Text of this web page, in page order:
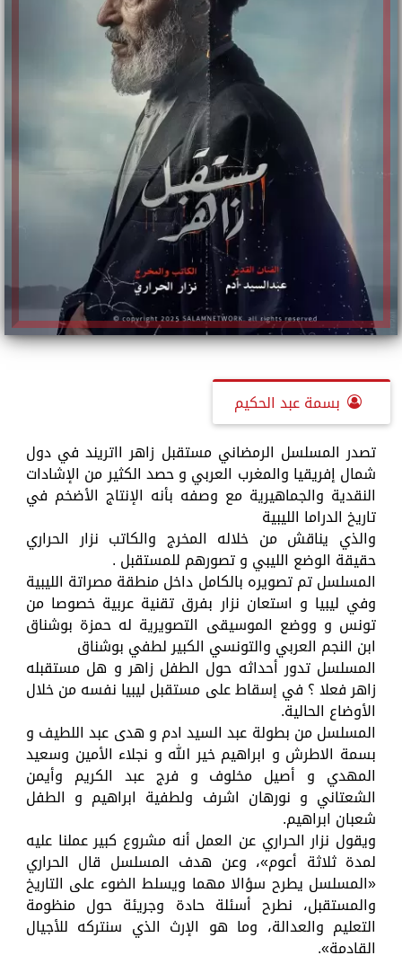
بسمة عبد الحكيم
تصدر المسلسل الرمضاني مستقبل زاهر ااتريند في دول
شمال إفريقيا والمغرب العربي و حصد الكثير من الإشادات
النقدية والجماهيرية مع وصفه بأنه الإنتاج الأضخم في
تاريخ الدراما الليبية
والذي يناقش من خلاله المخرج والكاتب نزار الحراري
حقيقة الوضع الليبي و تصورهم للمستقبل .
المسلسل تم تصويره بالكامل داخل منطقة مصراتة الليبية
وفي ليبيا و استعان نزار بفرق تقنية عربية خصوصا من
تونس و ووضع الموسيقى التصويرية له حمزة بوشناق
ابن النجم العربي والتونسي الكبير لطفي بوشناق
المسلسل تدور أحداثه حول الطفل زاهر و هل مستقبله
زاهر فعلا ؟ في إسقاط على مستقبل ليبيا نفسه من خلال
الأوضاع الحالية.
المسلسل من بطولة عبد السيد ادم و هدى عبد اللطيف و
بسمة الاطرش و ابراهيم خير الله و نجلاء الأمين وسعيد
المهدي و أصيل مخلوف و فرج عبد الكريم وأيمن
الشعتاني و نورهان اشرف ولطفية ابراهيم و الطفل
شعبان ابراهيم.
ويقول نزار الحراري عن العمل أنه مشروع كبير عملنا عليه
لمدة ثلاثة أعوم»، وعن هدف المسلسل قال الحراري
«المسلسل يطرح سؤالا مهما ويسلط الضوء على التاريخ
والمستقبل، نطرح أسئلة حادة وجريئة حول منظومة
التعليم والعدالة، وما هو الإرث الذي سنتركه للأجيال
القادمة».